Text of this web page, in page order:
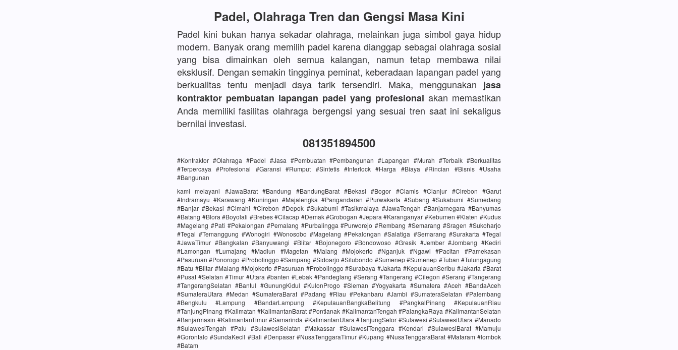
Padel, Olahraga Tren dan Gengsi Masa Kini
Padel kini bukan hanya sekadar olahraga, melainkan juga simbol gaya hidup
modern. Banyak orang memilih padel karena dianggap sebagai olahraga sosial
yang bisa dimainkan oleh semua kalangan, namun tetap membawa nilai
eksklusif. Dengan semakin tingginya peminat, keberadaan lapangan padel yang
berkualitas tentu menjadi daya tarik tersendiri. Maka, menggunakan jasa
kontraktor pembuatan lapangan padel yang profesional akan memastikan
Anda memiliki fasilitas olahraga bergengsi yang sesuai tren saat ini sekaligus
bernilai investasi.
081351894500
#Kontraktor #Olahraga #Padel #Jasa #Pembuatan #Pembangunan #Lapangan #Murah #Terbaik #Berkualitas
#Terpercaya #Profesional #Garansi #Rumput #Sintetis #Interlock #Harga #Biaya #Rincian #Bisnis #Usaha
#Bangunan
kami melayani #JawaBarat #Bandung #BandungBarat #Bekasi #Bogor #Ciamis #Cianjur #Cirebon #Garut
#Indramayu #Karawang #Kuningan #Majalengka #Pangandaran #Purwakarta #Subang #Sukabumi #Sumedang
#Banjar #Bekasi #Cimahi #Cirebon #Depok #Sukabumi #Tasikmalaya #JawaTengah #Banjarnegara #Banyumas
#Batang #Blora #Boyolali #Brebes #Cilacap #Demak #Grobogan #Jepara #Karanganyar #Kebumen #Klaten #Kudus
#Magelang #Pati #Pekalongan #Pemalang #Purbalingga #Purworejo #Rembang #Semarang #Sragen #Sukoharjo
#Tegal #Temanggung #Wonogiri #Wonosobo #Magelang #Pekalongan #Salatiga #Semarang #Surakarta #Tegal
#JawaTimur #Bangkalan #Banyuwangi #Blitar #Bojonegoro #Bondowoso #Gresik #Jember #Jombang #Kediri
#Lamongan #Lumajang #Madiun #Magetan #Malang #Mojokerto #Nganjuk #Ngawi #Pacitan #Pamekasan
#Pasuruan #Ponorogo #Probolinggo #Sampang #Sidoarjo #Situbondo #Sumenep #Sumenep #Tuban #Tulungagung
#Batu #Blitar #Malang #Mojokerto #Pasuruan #Probolinggo #Surabaya #Jakarta #KepulauanSeribu #Jakarta #Barat
#Pusat #Selatan #Timur #Utara #banten #Lebak #Pandeglang #Serang #Tangerang #Cilegon #Serang #Tangerang
#TangerangSelatan #Bantul #GunungKidul #KulonProgo #Sleman #Yogyakarta #Sumatera #Aceh #BandaAceh
#SumateraUtara #Medan #SumateraBarat #Padang #Riau #Pekanbaru #Jambi #SumateraSelatan #Palembang
#Bengkulu #Lampung #BandarLampung #KepulauanBangkaBelitung #PangkalPinang #KepulauanRiau
#TanjungPinang #Kalimatan #KalimantanBarat #Pontianak #KalimantanTengah #PalangkaRaya #KalimantanSelatan
#Banjarmasin #KalimantanTimur #Samarinda #KalimantanUtara #TanjungSelor #Sulawesi #SulawesiUtara #Manado
#SulawesiTengah #Palu #SulawesiSelatan #Makassar #SulawesiTenggara #Kendari #SulawesiBarat #Mamuju
#Gorontalo #SundaKecil #Bali #Denpasar #NusaTenggaraTimur #Kupang #NusaTenggaraBarat #Mataram #lombok
#Batam